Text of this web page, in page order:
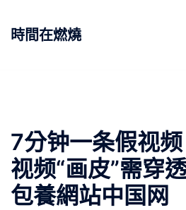
時間在燃燒
7分钟一条假视
视频“画皮”需穿
包養網站中国网